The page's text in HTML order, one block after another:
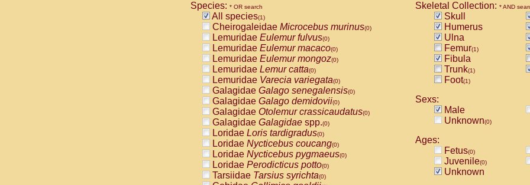
Species: * OR search
All species(1)
Cheirogaleidae Microcebus murinus(0)
Lemuridae Eulemur fulvus(0)
Lemuridae Eulemur macaco(0)
Lemuridae Eulemur mongoz(0)
Lemuridae Lemur catta(0)
Lemuridae Varecia variegata(0)
Galagidae Galago senegalensis(0)
Galagidae Galago demidovii(0)
Galagidae Otolemur crassicaudatus(0)
Galagidae Galagidae spp.(0)
Loridae Loris tardigradus(0)
Loridae Nycticebus coucang(0)
Loridae Nycticebus pygmaeus(0)
Loridae Perodicticus potto(0)
Tarsiidae Tarsius syrichta(0)
Skeletal Collection: * AND
Skull
Humerus
Ulna
Femur(1)
Fibula
Trunk(1)
Foot(1)
Sexs:
Male
Unknown(0)
Ages:
Fetus(0)
Juvenile(0)
Unknown